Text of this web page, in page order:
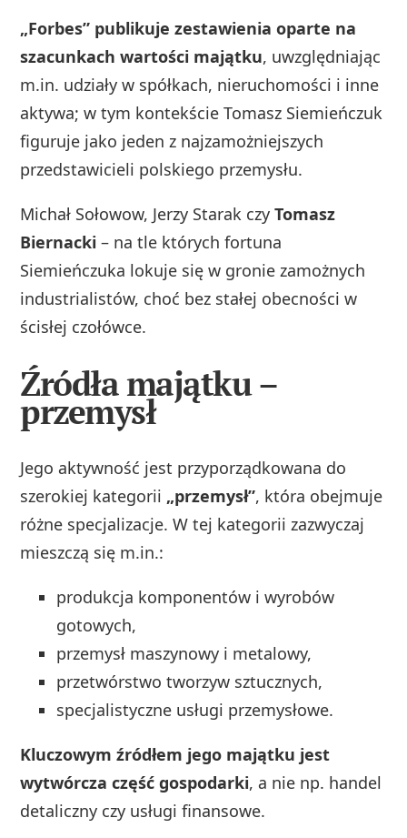
„Forbes” publikuje zestawienia oparte na
szacunkach wartości majątku, uwzględniając
m.in. udziały w spółkach, nieruchomości i inne
aktywa; w tym kontekście Tomasz Siemieńczuk
figuruje jako jeden z najzamożniejszych
przedstawicieli polskiego przemysłu.
Michał Sołowow, Jerzy Starak czyTomasz
Biernacki – na tle których fortuna
Siemieńczuka lokuje się w gronie zamożnych
industrialistów, choć bez stałej obecności w
ścisłej czołówce.
Źródła majątku –
przemysł
Jego aktywność jest przyporządkowana do
szerokiej kategorii „przemysł”, która obejmuje
różne specjalizacje. W tej kategorii zazwyczaj
mieszczą się m.in.:
produkcja komponentów i wyrobów
gotowych,
przemysł maszynowy i metalowy,
przetwórstwo tworzyw sztucznych,
specjalistyczne usługi przemysłowe.
Kluczowym źródłem jego majątku jest
wytwórcza część gospodarki, a nie np. handel
detaliczny czy usługi finansowe.